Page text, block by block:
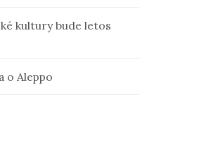
kultury bude letos
o Aleppo